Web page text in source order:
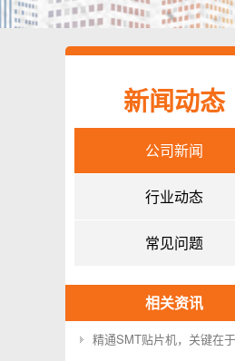
新闻动态
公司新闻
行业动态
常见问题
相关资讯